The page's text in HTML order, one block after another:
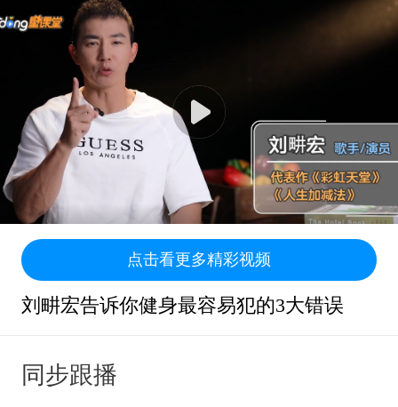
点击看更多精彩视频
刘畊宏告诉你健身最容易犯的3大错误
同步跟播